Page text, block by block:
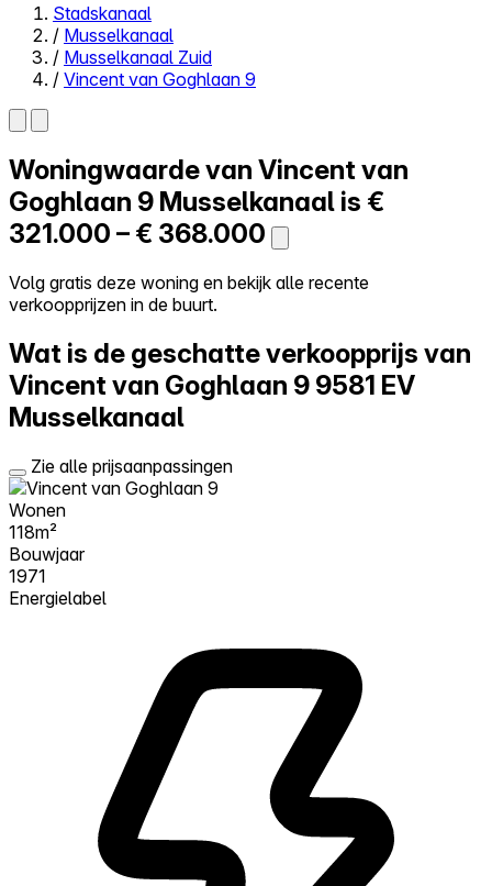
Close menu
Zelf kopen
Alles-in-één
Reviews
Prijzen
Log in
Probeer Walter gratis
Stadskanaal
/ Musselkanaal
/ Musselkanaal Zuid
/ Vincent van Goghlaan 9
Woningwaarde van Vincent van
Goghlaan 9 Musselkanaal is €
321.000 – € 368.000
Volg gratis deze woning en bekijk alle recente
verkoopprijzen in de buurt.
Wat is de geschatte verkoopprijs van
Vincent van Goghlaan 9 9581 EV
Musselkanaal
Zie alle prijsaanpassingen
Wonen
118m²
Bouwjaar
1971
Energielabel